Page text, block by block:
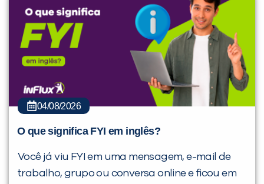
04/08/2026
O que significa FYI em inglês?
Você já viu FYI em uma mensagem, e-mail de
trabalho, grupo ou conversa online e ficou em